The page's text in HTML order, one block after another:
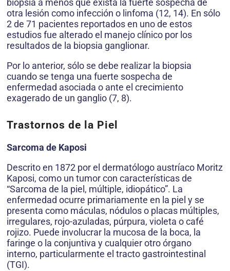
biopsia a menos que exista la fuerte sospecha de
otra lesión como infección o linfoma (12, 14). En sólo
2 de 71 pacientes reportados en uno de estos
estudios fue alterado el manejo clínico por los
resultados de la biopsia ganglionar.
Por lo anterior, sólo se debe realizar la biopsia
cuando se tenga una fuerte sospecha de
enfermedad asociada o ante el crecimiento
exagerado de un ganglio (7, 8).
Trastornos de la Piel
Sarcoma de Kaposi
Descrito en 1872 por el dermatólogo austríaco Moritz
Kaposi, como un tumor con características de
“Sarcoma de la piel, múltiple, idiopático”. La
enfermedad ocurre primariamente en la piel y se
presenta como máculas, nódulos o placas múltiples,
irregulares, rojo-azuladas, púrpura, violeta o café
rojizo. Puede involucrar la mucosa de la boca, la
faringe o la conjuntiva y cualquier otro órgano
interno, particularmente el tracto gastrointestinal
(TGI).